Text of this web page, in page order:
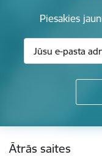
Piesakies
Ātrās saites